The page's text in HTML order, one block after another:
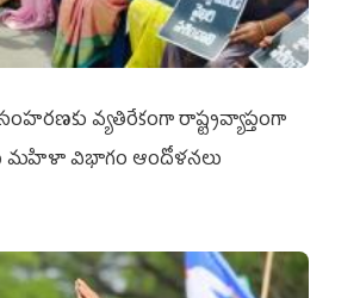
వ్యతిరేకంగా రాష్ట్రవ్యాప్తంగా
విభాగం ఆందోళనలు